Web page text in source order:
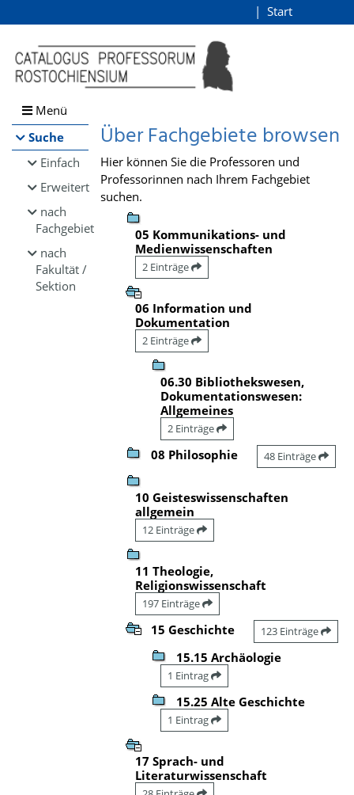
Browsen
direkt zum Inhalt
Start
Menü
Suche
Einfach
Erweitert
nach
Fachgebiet
nach
Fakultät /
Sektion
Über Fachgebiete browsen
Hier können Sie die Professoren und
Professorinnen nach Ihrem Fachgebiet
suchen.
05 Kommunikations- und
Medienwissenschaften
2 Einträge
06 Information und
Dokumentation
2 Einträge
06.30 Bibliothekswesen,
Dokumentationswesen:
Allgemeines
2 Einträge
08 Philosophie 48 Einträge
10 Geisteswissenschaften
allgemein
12 Einträge
11 Theologie,
Religionswissenschaft
197 Einträge
15 Geschichte 123 Einträge
15.15 Archäologie
1 Eintrag
15.25 Alte Geschichte
1 Eintrag
17 Sprach- und
Literaturwissenschaft